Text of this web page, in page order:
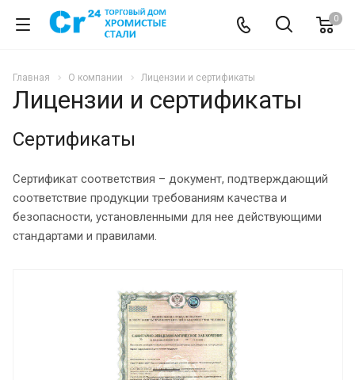
0
Главная О компании Лицензии и сертификаты
Лицензии и сертификаты
Сертификаты
Сертификат соответствия – документ, подтверждающий
соответствие продукции требованиям качества и
безопасности, установленными для нее действующими
стандартами и правилами.